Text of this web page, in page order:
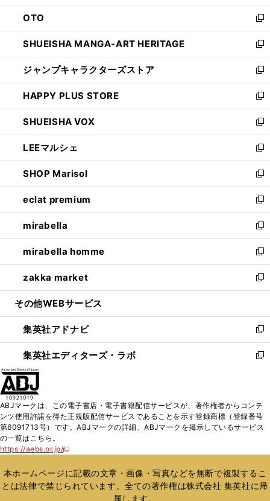
ウ
で
開
く
ン
ド
ウ
で
開
く
OTO
新
し
い
ウ
ィ
ン
ド
ウ
で
開
く
SHUEISHA MANGA-ART HERITAGE
新
し
い
ウ
ィ
ン
ド
ウ
で
開
く
ジャンプキャラクターズストア
新
し
い
ウ
ィ
ン
ド
ウ
で
開
く
HAPPY PLUS STORE
新
し
い
ウ
ィ
ン
ド
ウ
で
開
く
SHUEISHA VOX
新
し
い
ウ
ィ
ン
ド
ウ
で
開
く
LEEマルシェ
新
し
い
ウ
ィ
ン
ド
ウ
で
開
く
SHOP Marisol
新
し
い
ウ
ィ
ン
ド
ウ
で
開
eclat premium
新
し
い
ウ
ィ
ン
ド
ウ
開
く
mirabella
新
し
い
ウ
ィ
ン
ウ
で
開
く
mirabella homme
新
し
い
ウ
ン
ド
ウ
で
zakka market
新
し
ウ
ィ
ン
ド
く
その他WEBサービス
集英社アドナビ
新
し
い
ド
ウ
で
集英社エディターズ・ラボ
新
ィ
ン
ド
開
く
ABJマークは、この電子書店・電子書籍配信サービスが、著作権者からコンテ
ンツ使用許諾を得た正規版配信サービスであることを示す登録商標（登録番号
第6091713号）です。ABJマークの詳細、ABJマークを掲示しているサービス
の一覧はこちら。
https://aebs.or.jp/
新
い
ウ
ィ
本ホームページに記載の文章・画像・写真などを無断で複製するこ
とは法律で禁じられています。全ての著作権は株式会社 集英社に帰
属します。